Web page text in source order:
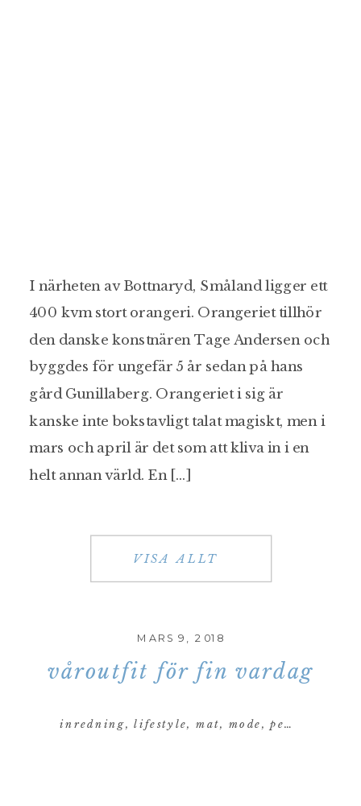
I närheten av Bottnaryd, Småland ligger ett
400 kvm stort orangeri. Orangeriet tillhör
den danske konstnären Tage Andersen och
byggdes för ungefär 5 år sedan på hans
gård Gunillaberg. Orangeriet i sig är
kanske inte bokstavligt talat magiskt, men i
mars och april är det som att kliva in i en
helt annan värld. En […]
VISA ALLT
våroutfit för fin vardag
MARS 9, 2018
inredning,lifestyle,mat, mode,personligt